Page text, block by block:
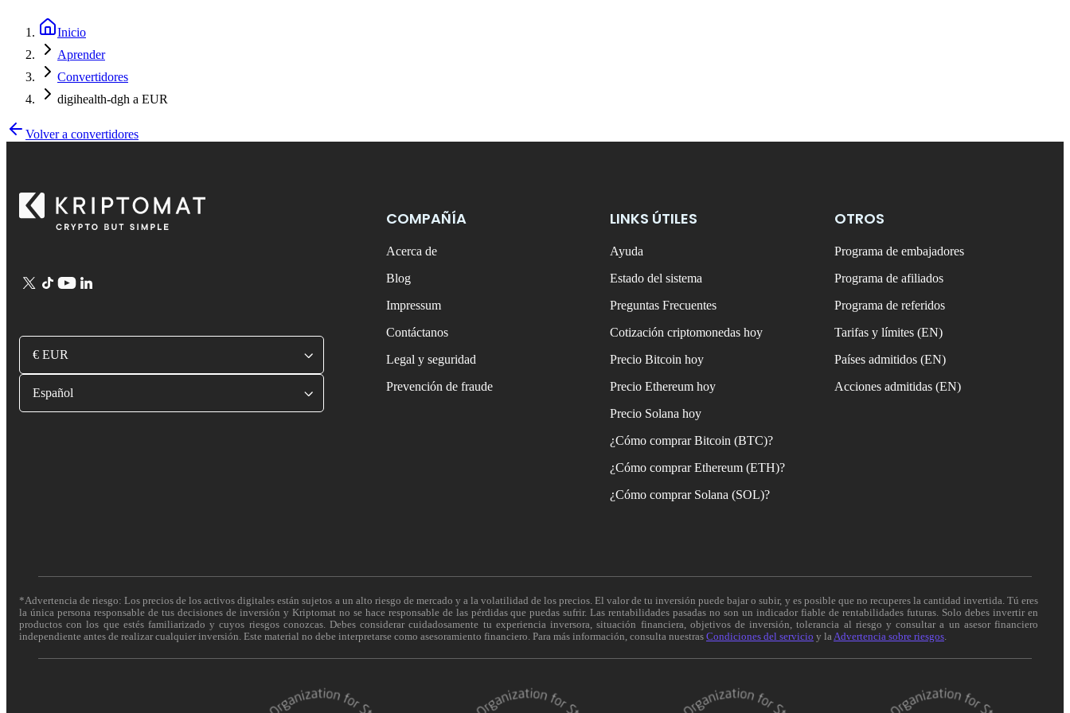
Inicio
Aprender
Convertidores
digihealth-dgh a EUR
Volver a convertidores
€ EUR
Español
COMPAÑÍA
Acerca de
Blog
Impressum
Contáctanos
Legal y seguridad
Prevención de fraude
LINKS ÚTILES
Ayuda
Estado del sistema
Preguntas Frecuentes
Cotización criptomonedas hoy
Precio Bitcoin hoy
Precio Ethereum hoy
Precio Solana hoy
¿Cómo comprar Bitcoin (BTC)?
¿Cómo comprar Ethereum (ETH)?
¿Cómo comprar Solana (SOL)?
OTROS
Programa de embajadores
Programa de afiliados
Programa de referidos
Tarifas y límites (EN)
Países admitidos (EN)
Acciones admitidas (EN)
*Advertencia de riesgo: Los precios de los activos digitales están sujetos a un alto riesgo de mercado y a la volatilidad de los precios. El valor de tu inversión puede bajar o subir, y es posible que no recuperes la cantidad invertida. Tú eres
la única persona responsable de tus decisiones de inversión y Kriptomat no se hace responsable de las pérdidas que puedas sufrir. Las rentabilidades pasadas no son un indicador fiable de rentabilidades futuras. Solo debes invertir en
productos con los que estés familiarizado y cuyos riesgos conozcas. Debes considerar cuidadosamente tu experiencia inversora, situación financiera, objetivos de inversión, tolerancia al riesgo y consultar a un asesor financiero
independiente antes de realizar cualquier inversión. Este material no debe interpretarse como asesoramiento financiero. Para más información, consulta nuestras Condiciones del servicio y la Advertencia sobre riesgos